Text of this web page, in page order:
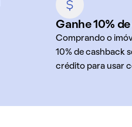
Ganhe 10%
Comprando o
10% de cashback
crédito para usar